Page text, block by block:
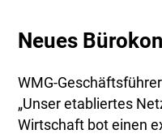
Neues
WMG-
„Unser etabliertes
Wirtschaft bot einen